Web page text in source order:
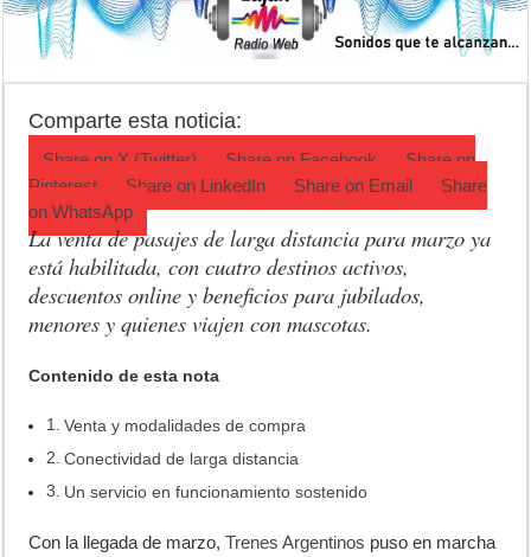
Jubilación en Argentina: qué requisitos exige ANSES para acceder al
Opinión: Buscando una mejor educación ambiental
Comparte esta noticia:
Share on X (Twitter) Share on Facebook
Share on
Pinterest
Share on LinkedIn Share on Email
Share
onWhatsApp
La venta de pasajes de larga distancia para marzo ya
está habilitada, con cuatro destinos activos,
descuentos online y beneficios para jubilados,
menores y quienes viajen con mascotas.
Contenido de esta nota
Venta y modalidades de compra
Conectividad de larga distancia
Un servicio en funcionamiento sostenido
Con la llegada de marzo,Trenes Argentinos puso en marcha